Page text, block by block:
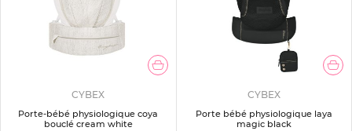
CYBEX
Porte-bébé physiologique coya
bouclé cream white
CYBEX
Porte bébé physiologique laya
magic black